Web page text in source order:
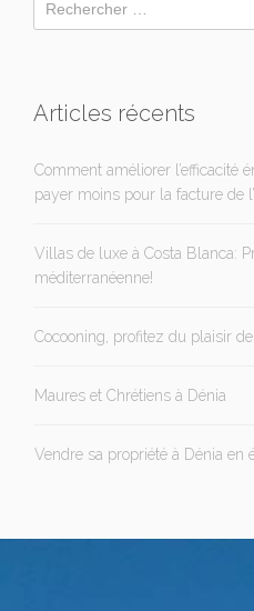
Articles récents
Comment améliorer l’efficacité
payer moins pour la facture de
Villas de luxe à Costa Blanca:
méditerranéenne!
Cocooning, profitez du plaisir
Maures et Chrétiens à Dénia
Vendre sa propriété à Dénia en